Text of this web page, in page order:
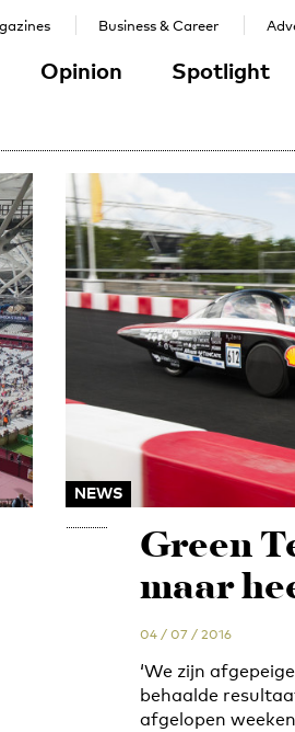
Opinion Spotlight
Business & Career
NEWS
Green
maar
04 / 07 / 2016
‘We zijn
behaalde
afgelopen